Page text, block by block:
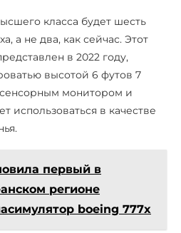
класса будет шесть
а не два, как сейчас. Этот
в 2022 году,
высотой 6 футов 7
монитором и
использоваться в качестве
первый в
регионе
boeing 777x